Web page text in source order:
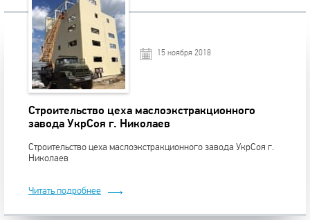
15 ноября 2018
Строительство цеха маслоэкстракционного
завода УкрСоя г. Николаев
Строительство цеха маслоэкстракционного завода УкрСоя г.
Николаев
Читать подробнее